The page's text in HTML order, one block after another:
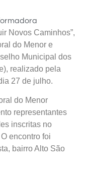
Novos Caminhos”,
do Menor e
Municipal dos
realizado pela
27 de julho.
do Menor
representantes
inscritas no
encontro foi
bairro Alto São